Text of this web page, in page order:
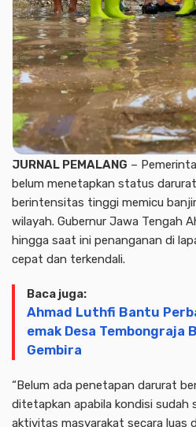
JURNAL PEMALANG –
belum menetapkan status
berintensitas tinggi memicu
wilayah. Gubernur Jawa Tengah
hingga saat ini penanganan di
cepat dan terkendali.
Baca juga:
Ahmad Luthfi Bantu
emak Desa Tembongraja
Gembira
“Belum ada penetapan darurat
ditetapkan apabila kondisi sudah
aktivitas masyarakat secara luas